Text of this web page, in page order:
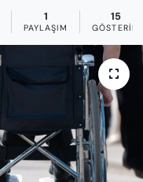
1
PAYLAŞIM
15
GÖSTERIM